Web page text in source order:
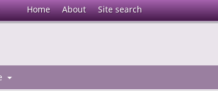
Home About Site search